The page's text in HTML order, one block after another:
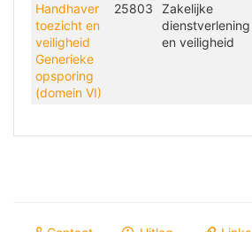
Handhaver
toezicht en
veiligheid
Generieke
opsporing
(domein VI)
25803
Zakelijke
dienstverlening
en veiligheid